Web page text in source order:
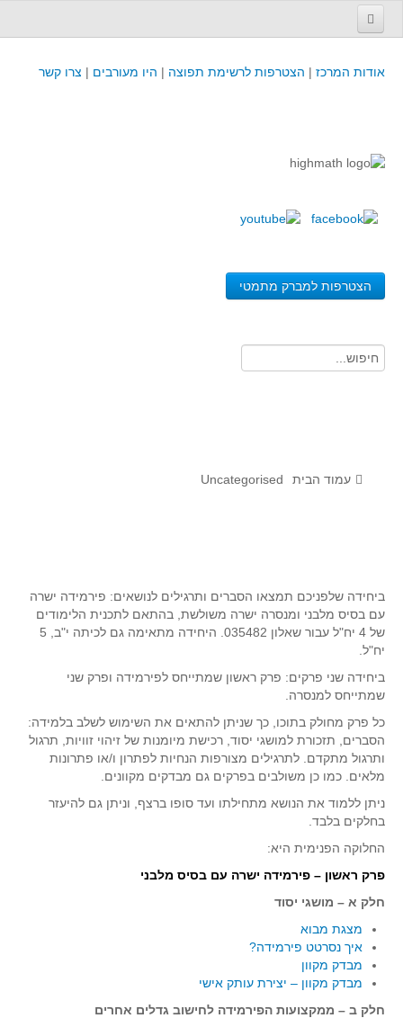
אודות המרכז | הצטרפות לרשימת תפוצה | היו מעורבים | צרו קשר
הצטרפות למברק מתמטי
קורסים והשתלמויות של מרכז המורים - כולל תוצרים
קורסים, כנסים והשתלמויות בארץ - מידע לשנה זו
משאבי הוראה ולמידה
לומדים בחט"ע
בית ספר יסודי
תוצרים מימי עיון וסדנאות - "קשר חם"
מדורי המרכז
יישומים דינאמיים
פיצוחים
אלגברה
אלגברה
פונקציות
סדרות
בעיות מילוליות
עולם המספרים
סטטיסטיקה והסתברות
הסתברות
פונקציות וחדו"א
חוקיות והפונקציה
פונקצית הישר
עמוד הבית Uncategorised
ביחידה שלפניכם תמצאו הסברים ותרגילים לנושאים: פירמידה ישרה
עם בסיס מלבני ומנסרה ישרה משולשת, בהתאם לתכנית הלימודים
של 4 יח"ל עבור שאלון 035482. היחידה מתאימה גם לכיתה י"ב, 5
יח"ל.
ביחידה שני פרקים: פרק ראשון שמתייחס לפירמידה ופרק שני
שמתייחס למנסרה.
כל פרק מחולק בתוכו, כך שניתן להתאים את השימוש לשלב בלמידה:
הסברים, תזכורת למושגי יסוד, רכישת מיומנות של זיהוי זוויות, תרגול
ותרגול מתקדם. לתרגילים מצורפות הנחיות לפתרון ו/או פתרונות
מלאים. כמו כן משולבים בפרקים גם מבדקים מקוונים.
ניתן ללמוד את הנושא מתחילתו ועד סופו ברצף, וניתן גם להיעזר
בחלקים בלבד.
החלוקה הפנימית היא:
פרק ראשון – פירמידה ישרה עם בסיס מלבני
חלק א – מושגי יסוד
מצגת מבוא
איך נסרטט פירמידה?
מבדק מקוון
מבדק מקוון – יצירת עותק אישי
חלק ב – ממקצועות הפירמידה לחישוב גדלים אחרים